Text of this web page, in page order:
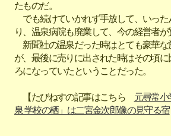
たものだ。
でも続けていかれず手放して、いった
り、温泉病院も廃業して、今の経営者が
新聞社の温泉だった時はとても豪華な
が、最後に売りに出された時はその頃
ろになっていたということだった。
【たびねすの記事はこちら 元尋常
泉 学校の栖」は二宮金次郎像の見守る宿